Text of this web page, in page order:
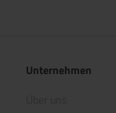
Unternehmen